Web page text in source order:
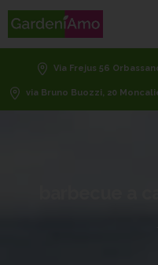
Via Frejus 56
via Bruno Buozzi, 20